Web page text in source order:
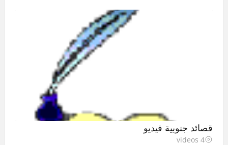
قصائد جنوبية فيديو
4 videos